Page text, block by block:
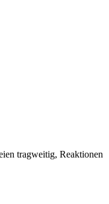
tragweitig, Reaktionen